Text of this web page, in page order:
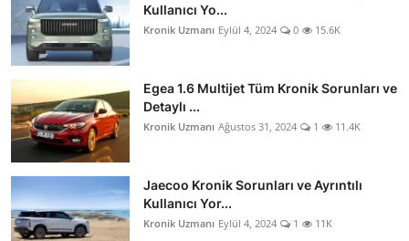
Kullanıcı Yo...
Kronik Uzmanı Eylül 4, 2024 0 15.6K
Egea 1.6 Multijet Tüm Kronik Sorunları ve
Detaylı ...
Kronik Uzmanı Ağustos 31, 2024 1 11.4K
Jaecoo Kronik Sorunları ve Ayrıntılı
Kullanıcı Yor...
Kronik Uzmanı Eylül 4, 2024 1 11K